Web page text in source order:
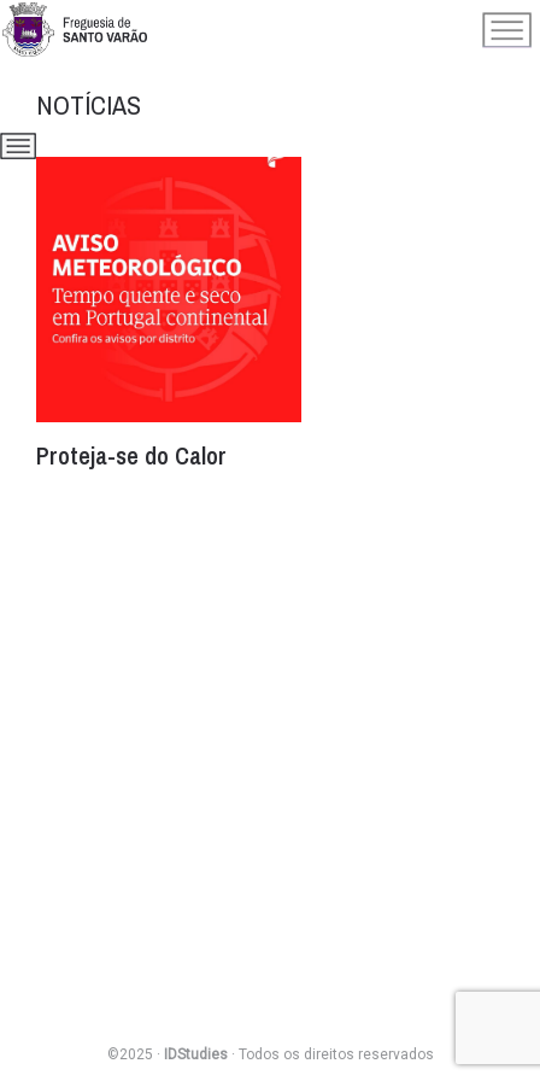
NOTÍCIAS
Proteja-se do Calor
©2025 · IDStudies· Todos os direitos reservados